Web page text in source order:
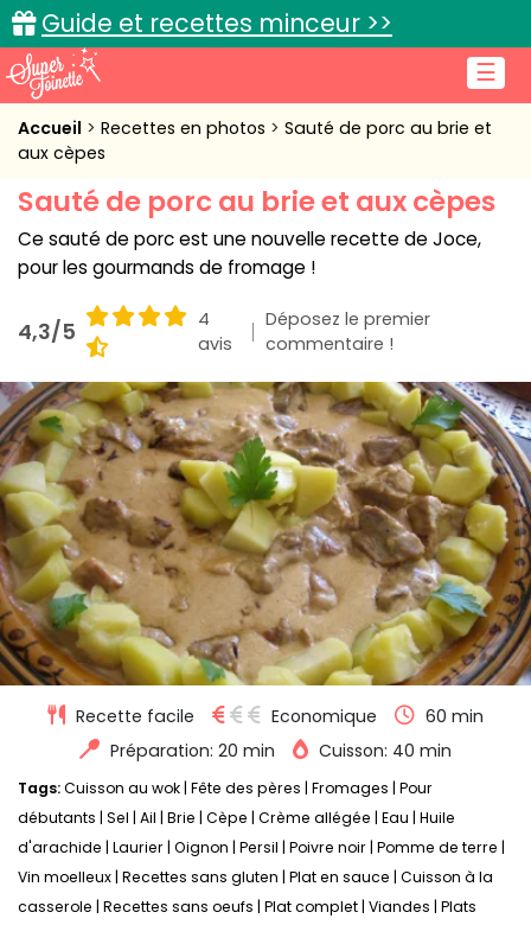
☰
Guide et recettes minceur >>
Accueil
Cuisine pratique
L'actu cuisine
Connexion
Accueil Recettes en photos
Sauté de porc au brie et
aux cèpes
Sauté de porc au brie et aux cèpes
Ce sauté de porc est une nouvelle recette de Joce,
pour les gourmands de fromage !
4,3/5
4
avis
Déposez le premier
commentaire !
Recette facile Economique
60 min
Préparation: 20 min
Cuisson: 40 min
Tags:Cuisson au wok Fête des pères Fromages Pour
débutants Sel Ail Brie Cèpe Crème allégée Eau Huile
d'arachide Laurier Oignon Persil Poivre noir Pomme de terre
Vin moelleux Recettes sans gluten Plat en sauce Cuisson à la
casserole Recettes sans oeufs Plat complet Viandes Plats